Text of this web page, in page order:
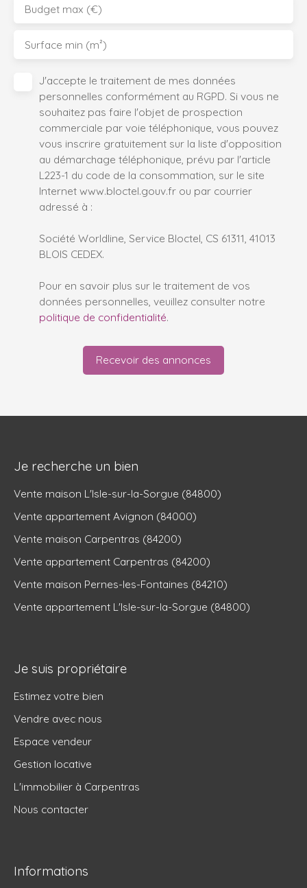
Budget max (€)
Surface min (m²)
J'accepte le traitement de mes données
personnelles conformément au RGPD. Si vous ne
souhaitez pas faire l'objet de prospection
commerciale par voie téléphonique, vous pouvez
vous inscrire gratuitement sur la liste d'opposition
au démarchage téléphonique, prévu par l'article
L223-1 du code de la consommation, sur le site
Internet www.bloctel.gouv.fr ou par courrier
adressé à :
Société Worldline, Service Bloctel, CS 61311, 41013
BLOIS CEDEX.
Pour en savoir plus sur le traitement de vos
données personnelles, veuillez consulter notre
politique de confidentialité.
Recevoir des annonces
Je recherche un bien
Vente maison L'Isle-sur-la-Sorgue (84800)
Vente appartement Avignon (84000)
Vente maison Carpentras (84200)
Vente appartement Carpentras (84200)
Vente maison Pernes-les-Fontaines (84210)
Vente appartement L'Isle-sur-la-Sorgue (84800)
Je suis propriétaire
Estimez votre bien
Vendre avec nous
Espace vendeur
Gestion locative
L'immobilier à Carpentras
Nous contacter
Informations